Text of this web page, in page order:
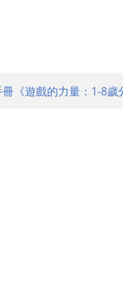
《遊戲的力量：1-8歲